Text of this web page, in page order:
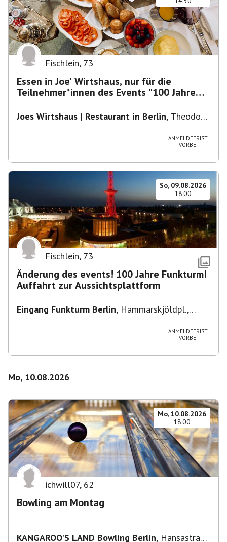
Fischlein, 73
Essen in Joe' Wirtshaus, nur für die
Teilnehmer*innen des Events "100 Jahre
Joes Wirtshaus | Restaurant in Berlin, Theodor-
ANMELDEFRIST
VORBEI
So, 09.08.2026
18:00
Fischlein, 73
Änderung des events! 100 Jahre Funkturm!
Auffahrt zur Aussichtsplattform
Eingang Funkturm Berlin, Hammarskjöldpl.,
ANMELDEFRIST
VORBEI
Mo, 10.08.2026
Mo, 10.08.2026
18:00
ichwill07, 62
Bowling am Montag
KANGAROO'S LAND Bowling Berlin, Hansastraße